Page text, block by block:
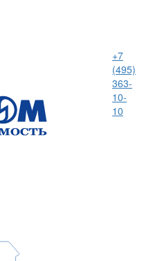
+7
(495)
363-
10-
10